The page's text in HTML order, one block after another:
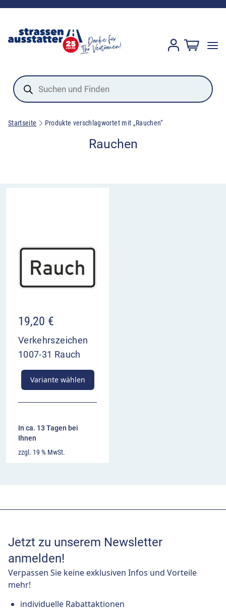
Products
search
Startseite Produkte verschlagwortet mit „Rauchen“
Rauchen
19,20 €
Verkehrszeichen
1007-31 Rauch
Variante wählen
In ca. 13 Tagen bei
Ihnen
zzgl. 19 % MwSt.
Jetzt zu unserem Newsletter
anmelden!
Verpassen Sie keine exklusiven Infos und Vorteile
mehr!
individuelle Rabattaktionen